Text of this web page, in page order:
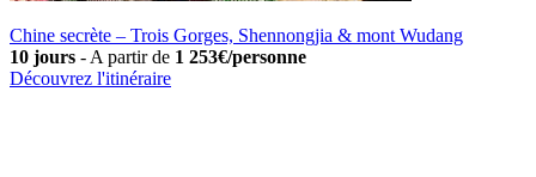
Chine secrète – Trois Gorges, Shennongjia & mont Wudang
10 jours - A partir de 1 253€/personne
Découvrez l'itinéraire